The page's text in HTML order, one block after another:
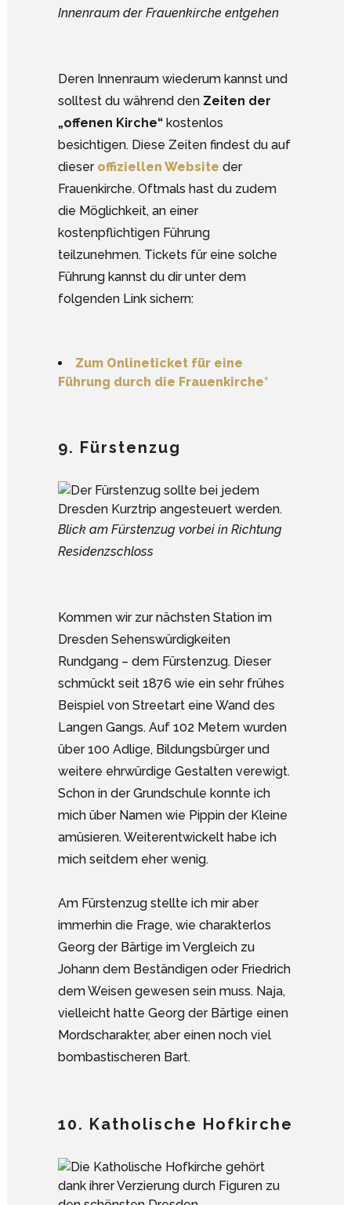
Innenraum der Frauenkirche entgehen
Deren Innenraum wiederum kannst und
solltest du während den Zeiten der
„offenen Kirche“ kostenlos
besichtigen. Diese Zeiten findest du auf
dieser offiziellen Website der
Frauenkirche. Oftmals hast du zudem
die Möglichkeit, an einer
kostenpflichtigen Führung
teilzunehmen. Tickets für eine solche
Führung kannst du dir unter dem
folgenden Link sichern:
Zum Onlineticket für eine
Führung durch die Frauenkirche*
9. Fürstenzug
Blick am Fürstenzug vorbei in Richtung
Residenzschloss
Kommen wir zur nächsten Station im
Dresden Sehenswürdigkeiten
Rundgang – dem Fürstenzug. Dieser
schmückt seit 1876 wie ein sehr frühes
Beispiel von Streetart eine Wand des
Langen Gangs. Auf 102 Metern wurden
über 100 Adlige, Bildungsbürger und
weitere ehrwürdige Gestalten verewigt.
Schon in der Grundschule konnte ich
mich über Namen wie Pippin der Kleine
amüsieren. Weiterentwickelt habe ich
mich seitdem eher wenig.
Am Fürstenzug stellte ich mir aber
immerhin die Frage, wie charakterlos
Georg der Bärtige im Vergleich zu
Johann dem Beständigen oder Friedrich
dem Weisen gewesen sein muss. Naja,
vielleicht hatte Georg der Bärtige einen
Mordscharakter, aber einen noch viel
bombastischeren Bart.
10. Katholische Hofkirche